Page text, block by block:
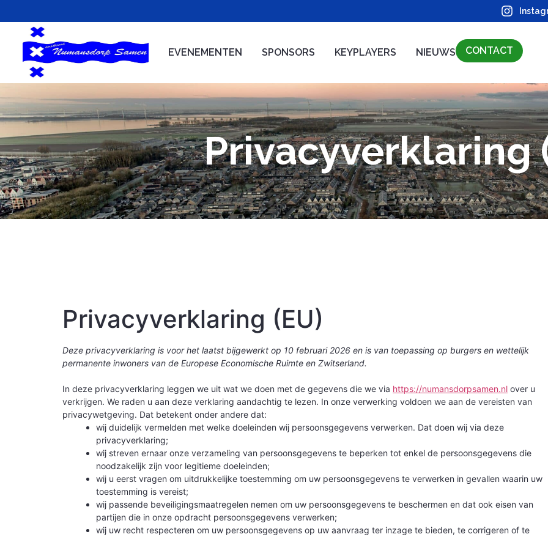
EVENEMENTEN SPONSORS KEYPLAYERS NIEUWS CONTACT
Privacyverklaring
Privacyverklaring (EU)
Deze privacyverklaring is voor het laatst bijgewerkt op 10 februari 2026 en is van toepassing op burgers en wettelijk
permanente inwoners van de Europese Economische Ruimte en Zwitserland.
In deze privacyverklaring leggen we uit wat we doen met de gegevens die we via https://numansdorpsamen.nl over u
verkrijgen. We raden u aan deze verklaring aandachtig te lezen. In onze verwerking voldoen we aan de vereisten van
privacywetgeving. Dat betekent onder andere dat:
wij duidelijk vermelden met welke doeleinden wij persoonsgegevens verwerken. Dat doen wij via deze
privacyverklaring;
wij streven ernaar onze verzameling van persoonsgegevens te beperken tot enkel de persoonsgegevens die
noodzakelijk zijn voor legitieme doeleinden;
wij u eerst vragen om uitdrukkelijke toestemming om uw persoonsgegevens te verwerken in gevallen waarin uw
toestemming is vereist;
wij passende beveiligingsmaatregelen nemen om uw persoonsgegevens te beschermen en dat ook eisen van
partijen die in onze opdracht persoonsgegevens verwerken;
wij uw recht respecteren om uw persoonsgegevens op uw aanvraag ter inzage te bieden, te corrigeren of te